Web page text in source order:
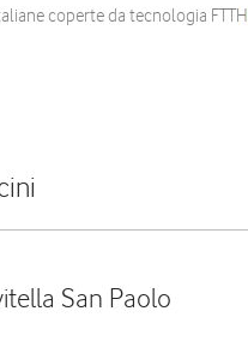
coperte da tecnologia FTTH
San Paolo